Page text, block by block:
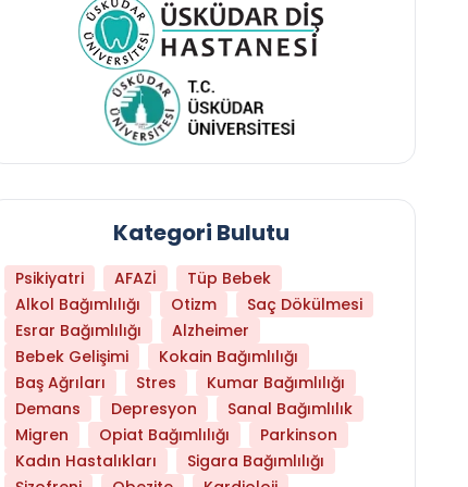
Daha Az Protein Tüketmek Yaşlanmayı
Kategori Bulutu
Psikiyatri AFAZİ
Tüp Bebek
Alkol Bağımlılığı
Otizm
Saç Dökülmesi
Esrar Bağımlılığı
Alzheimer
Bebek Gelişimi
Kokain Bağımlılığı
Baş Ağrıları
Stres
Kumar Bağımlılığı
Demans
Depresyon
Sanal Bağımlılık
Migren
Opiat Bağımlılığı
Parkinson
Kadın Hastalıkları
Sigara Bağımlılığı